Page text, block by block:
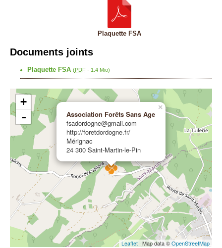
Plaquette FSA
Documents joints
Plaquette FSA (PDF- 1.4 Mio)
×
Association Forêts Sans Age
fsadordogne@gmail.com
http://foretdordogne.fr/
Mérignac
24 300 Saint-Martin-le-Pin
+
-
Leaflet | Map data ©OpenStreetMap